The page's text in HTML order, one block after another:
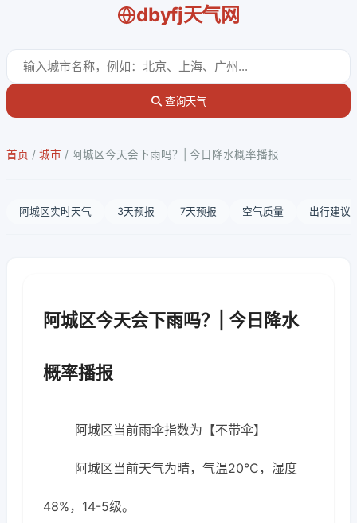
dbyfj天气网
查询天气
首页 / 城市 / 阿城区今天会下雨吗？| 今日降水概率播报
阿城区实时天气 3天预报 7天预报 空气质量 出行建议
阿城区今天会下雨吗？| 今日降水
概率播报
阿城区当前雨伞指数为【不带伞】
阿城区当前天气为晴，气温20℃，湿度
48%，14-5级。